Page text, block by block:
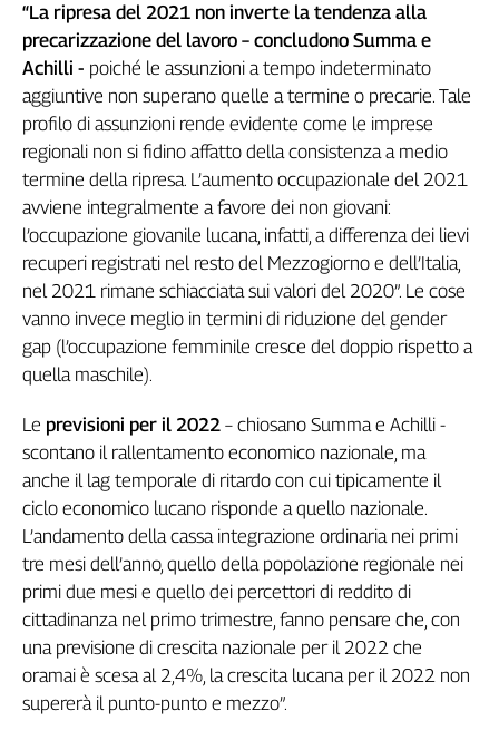
“La ripresa del 2021 non inverte la tendenza alla
precarizzazione del lavoro – concludono Summa e
Achilli - poiché le assunzioni a tempo indeterminato
aggiuntive non superano quelle a termine o precarie. Tale
profilo di assunzioni rende evidente come le imprese
regionali non si fidino affatto della consistenza a medio
termine della ripresa. L’aumento occupazionale del 2021
avviene integralmente a favore dei non giovani:
l’occupazione giovanile lucana, infatti, a differenza dei lievi
recuperi registrati nel resto del Mezzogiorno e dell’Italia,
nel 2021 rimane schiacciata sui valori del 2020”. Le cose
vanno invece meglio in termini di riduzione del gender
gap (l’occupazione femminile cresce del doppio rispetto a
quella maschile).
Le previsioni per il 2022 – chiosano Summa e Achilli -
scontano il rallentamento economico nazionale, ma
anche il lag temporale di ritardo con cui tipicamente il
ciclo economico lucano risponde a quello nazionale.
L’andamento della cassa integrazione ordinaria nei primi
tre mesi dell’anno, quello della popolazione regionale nei
primi due mesi e quello dei percettori di reddito di
cittadinanza nel primo trimestre, fanno pensare che, con
una previsione di crescita nazionale per il 2022 che
oramai è scesa al 2,4%, la crescita lucana per il 2022 non
supererà il punto-punto e mezzo”.